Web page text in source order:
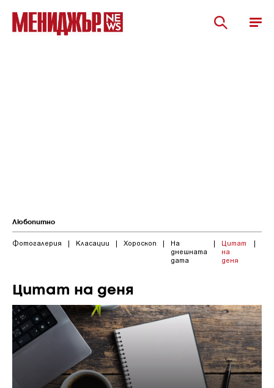
Любопитно
Фотогалерия | Класации | Хороскоп |
На
днешната
дата
|
Цитат
на
деня
|
Цитат на деня